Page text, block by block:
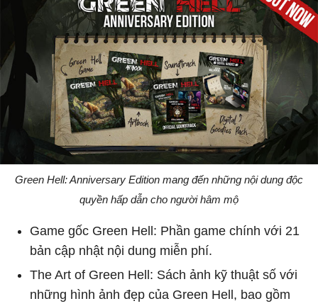
Green Hell: Anniversary Edition mang đến những nội dung độc
quyền hấp dẫn cho người hâm mộ
Game gốc Green Hell: Phần game chính với 21
bản cập nhật nội dung miễn phí.
The Art of Green Hell: Sách ảnh kỹ thuật số với
những hình ảnh đẹp của Green Hell, bao gồm